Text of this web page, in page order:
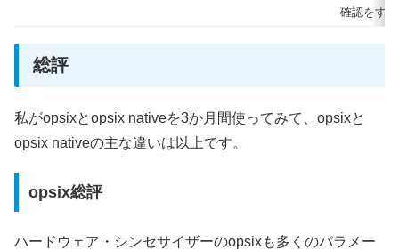
確認をす
総評
私がopsixとopsix nativeを3か月間使ってみて、opsixと
opsix nativeの主な違いは以上です。
opsix総評
ハードウェア・シンセサイザーのopsixも多くのパラメー